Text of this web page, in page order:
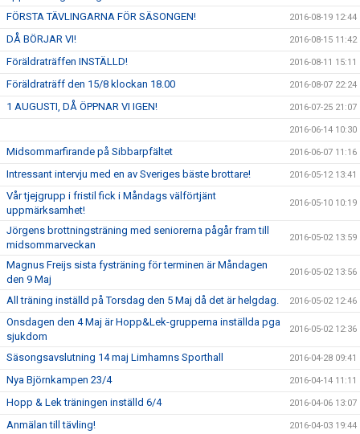
FÖRSTA TÄVLINGARNA FÖR SÄSONGEN! 2016-08-19 12:44
DÅ BÖRJAR VI! 2016-08-15 11:42
Föräldraträffen INSTÄLLD! 2016-08-11 15:11
Föräldraträff den 15/8 klockan 18.00 2016-08-07 22:24
1 AUGUSTI, DÅ ÖPPNAR VI IGEN! 2016-07-25 21:07
2016-06-14 10:30
Midsommarfirande på Sibbarpfältet 2016-06-07 11:16
Intressant intervju med en av Sveriges bäste brottare! 2016-05-12 13:41
Vår tjejgrupp i fristil fick i Måndags välförtjänt
uppmärksamhet!
2016-05-10 10:19
Jörgens brottningsträning med seniorerna pågår fram till
midsommarveckan
2016-05-02 13:59
Magnus Freijs sista fysträning för terminen är Måndagen
den 9 Maj
2016-05-02 13:56
All träning inställd på Torsdag den 5 Maj då det är helgdag. 2016-05-02 12:46
Onsdagen den 4 Maj är Hopp&Lek-grupperna inställda pga
sjukdom
2016-05-02 12:36
Säsongsavslutning 14 maj Limhamns Sporthall 2016-04-28 09:41
Nya Björnkampen 23/4 2016-04-14 11:11
Hopp & Lek träningen inställd 6/4 2016-04-06 13:07
Anmälan till tävling! 2016-04-03 19:44